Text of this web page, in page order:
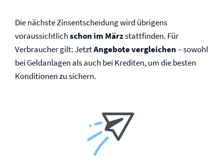
Die nächste Zinsentscheidung wird übrigens
voraussichtlichschon im Märzstattfinden. Für
Verbraucher gilt: JetztAngebote vergleichen– sowohl
bei Geldanlagen als auch bei Krediten, um die besten
Konditionen zu sichern.